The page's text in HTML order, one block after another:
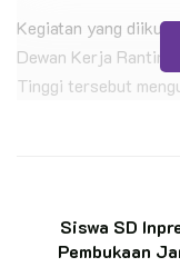
Kegiatan yang
Dewan Kerja Ranting
Tinggi tersebut
gerak Pramuka
BACA JUGA
Siswa SD
Pembukaan